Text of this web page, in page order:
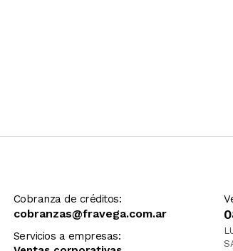
Cobranza de créditos:
cobranzas@fravega.com.ar
Servicios a empresas: